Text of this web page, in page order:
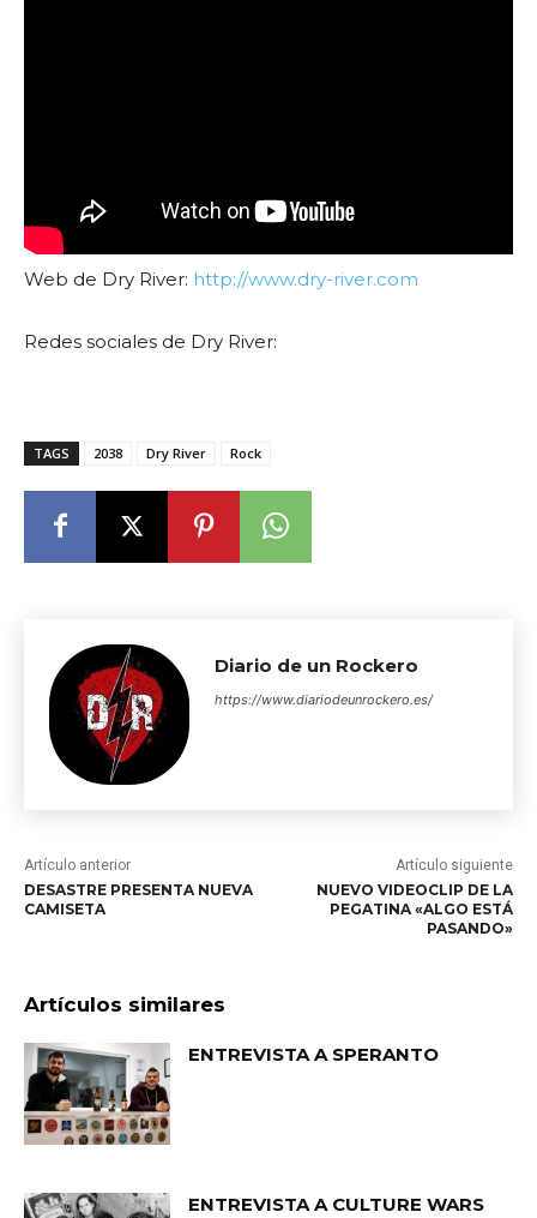
Web de Dry River: http://www.dry-river.com
Redes sociales de Dry River:
TAGS 2038 Dry River Rock
Diario de un Rockero
https://www.diariodeunrockero.es/
Artículo anterior
DESASTRE PRESENTA NUEVA
CAMISETA
Artículo siguiente
NUEVO VIDEOCLIP DE LA
PEGATINA «ALGO ESTÁ
PASANDO»
Artículos similares
ENTREVISTA A SPERANTO
ENTREVISTA A CULTURE WARS